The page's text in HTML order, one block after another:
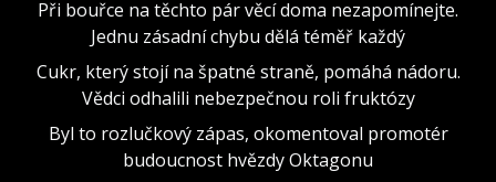
Při bouřce na těchto pár věcí doma nezapomínejte.
Jednu zásadní chybu dělá téměř každý
Cukr, který stojí na špatné straně, pomáhá nádoru.
Vědci odhalili nebezpečnou roli fruktózy
Byl to rozlučkový zápas, okomentoval promotér
budoucnost hvězdy Oktagonu